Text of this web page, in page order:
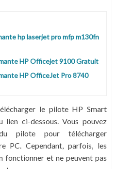
hp laserjet pro mfp m130fn
HP Officejet 9100 Gratuit
HP OfficeJet Pro 8740
le pilote HP Smart
ci-dessous. Vous pouvez
pilote pour télécharger
PC. Cependant, parfois, les
fonctionner et ne peuvent pas